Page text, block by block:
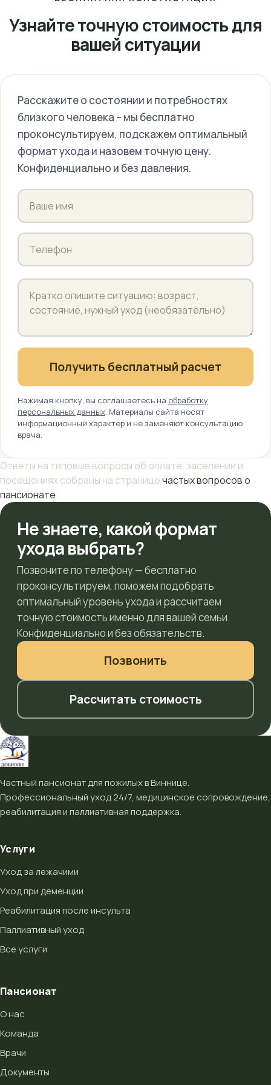
специалистов и перевозки. Все возможные
доплаты мы обсуждаем заранее — никаких
скрытых платежей.
состояние и потребности подопечного и назовем
точную стоимость именно для вашей ситуации.
Примерную сумму можно сразу прикинуть в
калькуляторе на этой странице.
Узнайте точную стоимость для
вашей ситуации
Расскажите о состоянии и потребностях
близкого человека – мы бесплатно
проконсультируем, подскажем оптимальный
формат ухода и назовем точную цену.
Конфиденциально и без давления.
Получить бесплатный расчет
Нажимая кнопку, вы соглашаетесь на обработку
персональных данных. Материалы сайта носят
информационный характер и не заменяют консультацию
врача.
Ответы на типовые вопросы об оплате, заселении и
посещениях собраны на страницечастых вопросов о
пансионате.
Не знаете, какой формат
ухода выбрать?
Позвоните по телефону — бесплатно
проконсультируем, поможем подобрать
оптимальный уровень ухода и рассчитаем
точную стоимость именно для вашей семьи.
Конфиденциально и без обязательств.
Позвонить
Рассчитать стоимость
Частный пансионат для пожилых в Виннице.
Профессиональный уход 24/7, медицинское сопровождение,
реабилитация и паллиативная поддержка.
Услуги
Уход за лежачими
Уход при деменции
Реабилитация после инсульта
Паллиативный уход
Все услуги
Пансионат
О нас
Команда
Врачи
Документы